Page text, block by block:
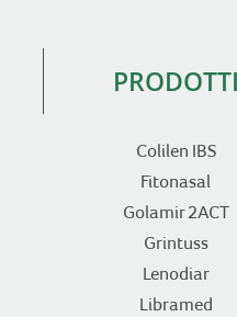
Colilen IBS
Fitonasal
Golamir 2ACT
Grintuss
Lenodiar
Libramed